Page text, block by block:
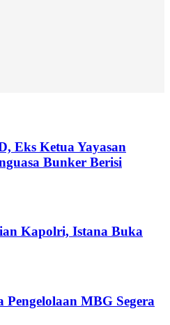
Eks Ketua Yayasan
Bunker Berisi
Kapolri, Istana Buka
MBG Segera